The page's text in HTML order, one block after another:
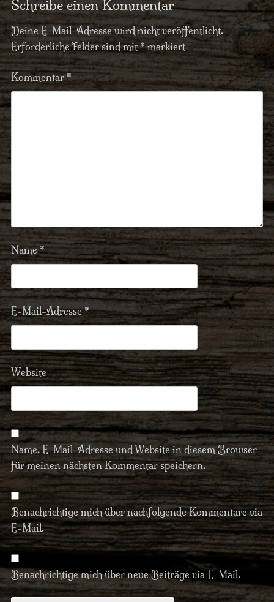
Schreibe einen Kommentar
Deine E-Mail-Adresse wird nicht veröffentlicht.
Erforderliche Felder sind mit*markiert
Kommentar *
Name*
E-Mail-Adresse*
Website
Name, E-Mail-Adresse und Website in diesem Browser
für meinen nächsten Kommentar speichern.
Benachrichtige mich über nachfolgende Kommentare via
E-Mail.
Benachrichtige mich über neue Beiträge via E-Mail.